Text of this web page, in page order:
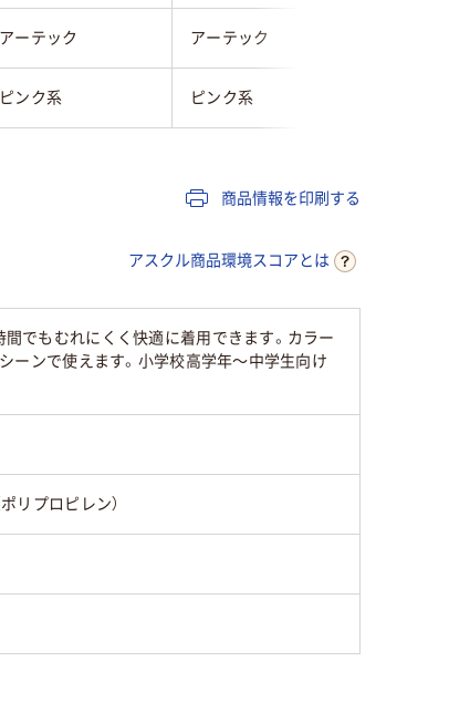
アーテック アーテック
ピンク系 ピンク系
商品情報を印刷する
アスクル商品環境スコアとは
でもむれにくく快適に着用できます。カラー
ーンで使えます。小学校高学年～中学生向け
リプロピレン）